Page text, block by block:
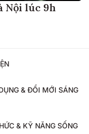
Nội lúc 9h
& ĐỔI MỚI SÁNG
& KỸ NĂNG SỐNG